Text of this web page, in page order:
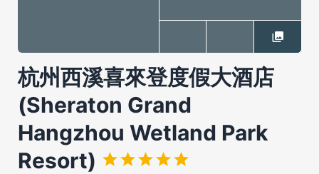
杭州西溪喜來登度假大酒店
(Sheraton Grand
Hangzhou Wetland Park
Resort)